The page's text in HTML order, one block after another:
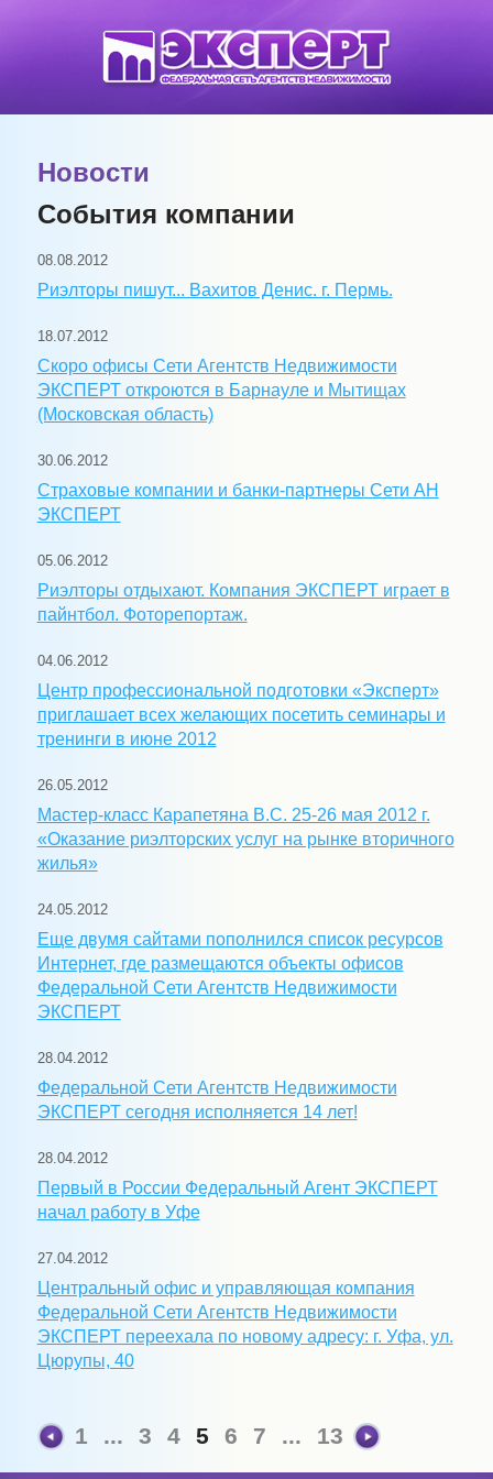
Новости
События компании
08.08.2012
Риэлторы пишут... Вахитов Денис. г. Пермь.
18.07.2012
Скоро офисы Сети Агентств Недвижимости
ЭКСПЕРТ откроются в Барнауле и Мытищах
(Московская область)
30.06.2012
Страховые компании и банки-партнеры Сети АН
ЭКСПЕРТ
05.06.2012
Риэлторы отдыхают. Компания ЭКСПЕРТ играет в
пайнтбол. Фоторепортаж.
04.06.2012
Центр профессиональной подготовки «Эксперт»
приглашает всех желающих посетить семинары и
тренинги в июне 2012
26.05.2012
Мастер-класс Карапетяна В.С. 25-26 мая 2012 г.
«Оказание риэлторских услуг на рынке вторичного
жилья»
24.05.2012
Еще двумя сайтами пополнился список ресурсов
Интернет, где размещаются объекты офисов
Федеральной Сети Агентств Недвижимости
ЭКСПЕРТ
28.04.2012
Федеральной Сети Агентств Недвижимости
ЭКСПЕРТ сегодня исполняется 14 лет!
28.04.2012
Первый в России Федеральный Агент ЭКСПЕРТ
начал работу в Уфе
27.04.2012
Центральный офис и управляющая компания
Федеральной Сети Агентств Недвижимости
ЭКСПЕРТ переехала по новому адресу: г. Уфа, ул.
Цюрупы, 40
1 ... 3 4 5 6 7 ... 13